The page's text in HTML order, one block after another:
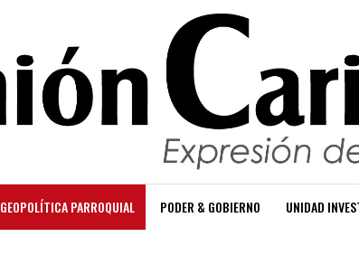
GEOPOLÍTICA PARROQUIAL PODER & GOBIERNO UNIDAD